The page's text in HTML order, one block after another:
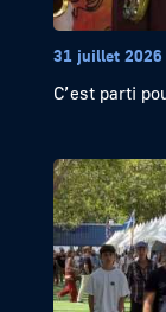
31 juillet 2026
C’est parti